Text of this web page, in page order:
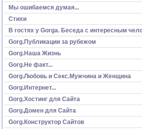
Мы ошибаемся думая...
Стихи
В гостях у Gorga. Беседа с интересным
Gorg.Публикации за рубежом
Gorg.Наша Жизнь
Gorg.Не факт...
Gorg.Любовь и Секс.Мужчина и Женщина
Gorg.Интернет...
Gorg.Хостинг для Сайта
Gorg.Домен для Сайта
Gorg.Конструктор Сайтов